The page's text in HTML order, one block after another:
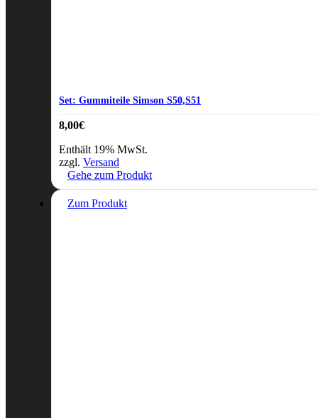
Set: Gummiteile Simson S50,S51
8,00€
Enthält 19% MwSt.
zzgl. Versand
Gehe zum Produkt
Zum Produkt